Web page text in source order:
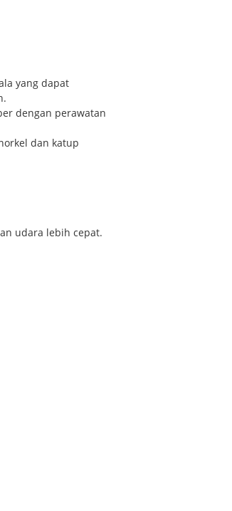
yang dapat
dengan perawatan
dan katup
udara lebih cepat.